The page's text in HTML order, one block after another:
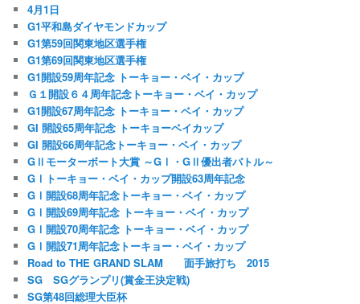
4月1日
G1平和島ダイヤモンドカップ
G1第59回関東地区選手権
G1第69回関東地区選手権
G1開設59周年記念 トーキョー・ベイ・カップ
Ｇ１開設６４周年記念トーキョー・ベイ・カップ
G1開設67周年記念 トーキョー・ベイ・カップ
GI 開設65周年記念 トーキョーベイカップ
GI 開設66周年記念トーキョー・ベイ・カップ
GⅡモーターボート大賞 ～GⅠ・GⅡ優出者バトル～
GⅠトーキョー・ベイ・カップ開設63周年記念
GⅠ開設68周年記念トーキョー・ベイ・カップ
GⅠ開設69周年記念 トーキョー・ベイ・カップ
GⅠ開設70周年記念 トーキョー・ベイ・カップ
GⅠ開設71周年記念トーキョー・ベイ・カップ
Road to THE GRAND SLAM 面手旅打ち 2015
SG SGグランプリ(賞金王決定戦)
SG第48回総理大臣杯